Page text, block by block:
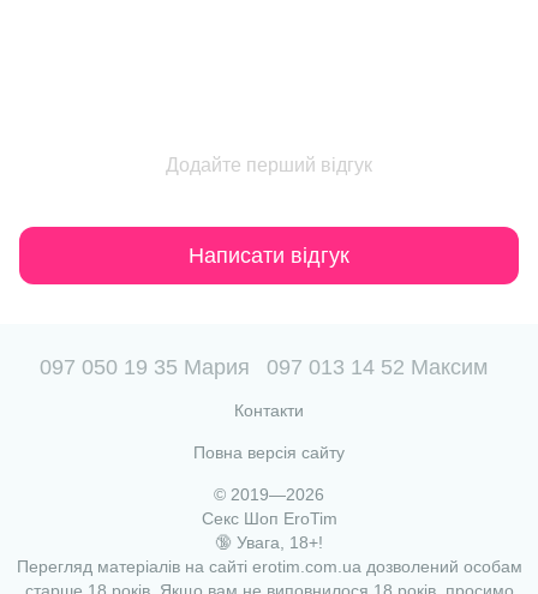
Додайте перший відгук
Написати відгук
097 050 19 35 Мария 097 013 14 52 Максим
Контакти
Повна версія сайту
© 2019—2026
Секс Шоп EroTim
🔞 Увага, 18+!
Перегляд матеріалів на сайті erotim.com.ua дозволений особам
старше 18 років. Якщо вам не виповнилося 18 років, просимо